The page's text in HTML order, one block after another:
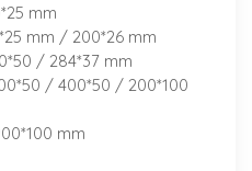
mm
mm / 200*26 mm
/ 284*37 mm
/ 400*50 / 200*100
mm